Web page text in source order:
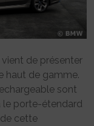
vient de présenter
haut de gamme.
sont
le porte-étendard
cette